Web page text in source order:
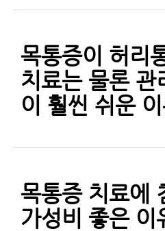
목통증이 허리
치료는 물론 관
이 훨씬 쉬운
목통증 치료에
가성비 좋은 이